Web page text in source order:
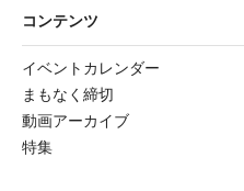
コンテンツ
イベントカレンダー
まもなく締切
動画アーカイブ
特集